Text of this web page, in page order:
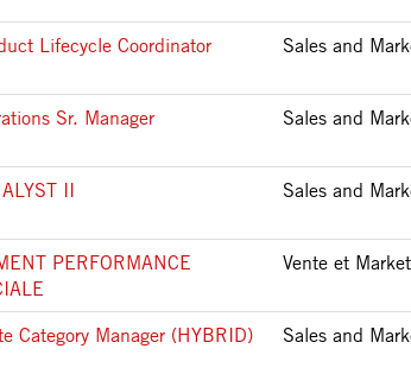
Lifecycle Coordinator Sales and
Sr. Manager Sales and
II Sales and
PERFORMANCE
Vente et
Category Manager (HYBRID) Sales and